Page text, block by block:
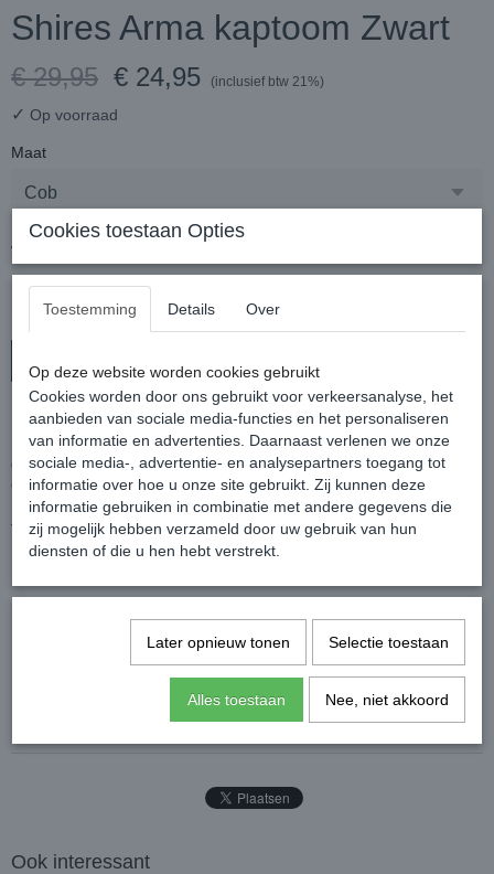
Shires Arma kaptoom Zwart
€ 29,95 € 24,95 (inclusief btw 21%)
✓ Op voorraad
Maat
Aantal
Ideaal halster om te gebruiken voor grondwerk en longeren.
Deze nylon kaptoom is uitgerust met drie stevige D-ringen bovenop
de neusriem, waardoor je de longeerlijn gemakkelijk bevestigt.
Optimaal comfort dankzij de zachte fleece voering onder de
neusriem en het kopstuk.
Tevens op vier punten verstelbaar voor een ideale pasvorm.
Kleur: Zwart met grijze voering
Ook interessant
Cookies toestaan Opties
Toestemming Details Over
Op deze website worden cookies gebruikt
Cookies worden door ons gebruikt voor verkeersanalyse, het
aanbieden van sociale media-functies en het personaliseren
van informatie en advertenties. Daarnaast verlenen we onze
sociale media-, advertentie- en analysepartners toegang tot
informatie over hoe u onze site gebruikt. Zij kunnen deze
informatie gebruiken in combinatie met andere gegevens die
zij mogelijk hebben verzameld door uw gebruik van hun
diensten of die u hen hebt verstrekt.
Later opnieuw tonen Selectie toestaan
Alles toestaan Nee, niet akkoord